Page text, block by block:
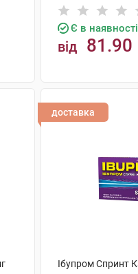
Є в наявності
від 81.90
доставка
Ібупром Спринт